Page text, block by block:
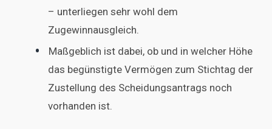
– unterliegen sehr wohl dem
Zugewinnausgleich.
Maßgeblich ist dabei, ob und in welcher Höhe
das begünstigte Vermögen zum Stichtag der
Zustellung des Scheidungsantrags noch
vorhanden ist.